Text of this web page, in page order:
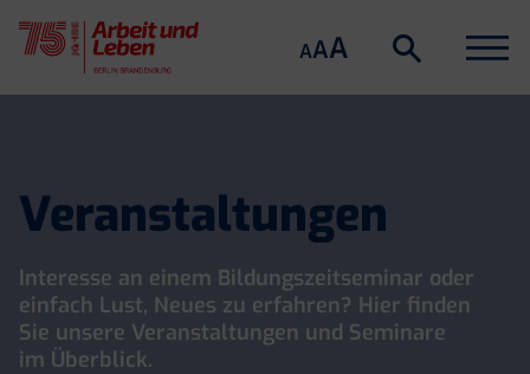
AAA
Suche
öffnen
Suche Menu
Veranstaltungen
Interesse an einem Bildungszeitseminar oder
einfach Lust, Neues zu erfahren? Hier finden
Sie unsere Veranstaltungen und Seminare
im Überblick.